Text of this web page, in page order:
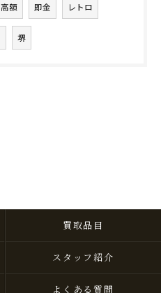
高額 即金 レトロ
堺
買取品目
スタッフ紹介
よくある質問